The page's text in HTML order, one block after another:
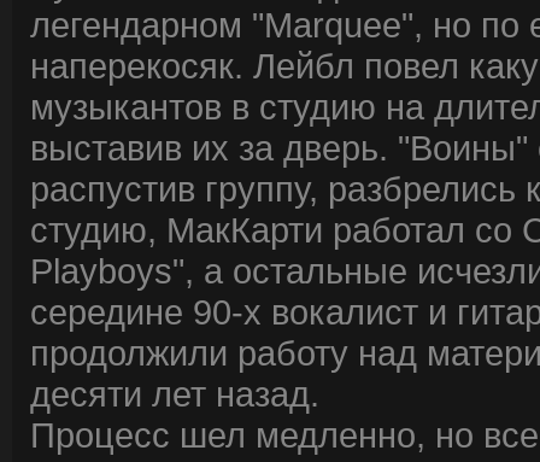
легендарном "Marquee", но
наперекосяк. Лейбл повел
музыкантов в студию на
выставив их за дверь.
распустив группу,
студию, МакКарти работал со
Playboys", а остальные
середине 90-х вокалист и
продолжили работу над
десяти лет назад.
Процесс шел медленно, но